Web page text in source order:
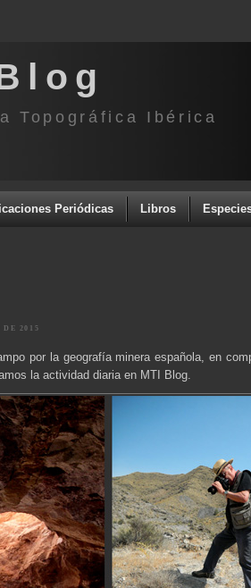
Topográfica Ibérica
Periódicas Libros
DE 2015
por la geografía minera española, en
la actividad diaria en MTI Blog.